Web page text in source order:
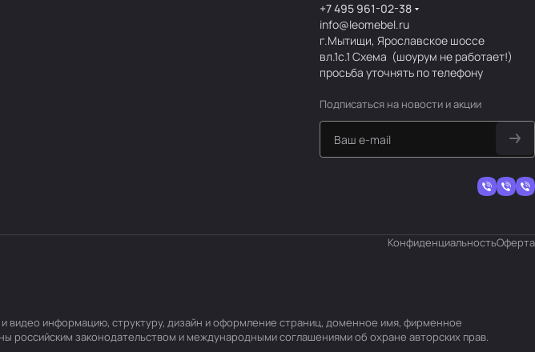
+7 495 961-02-38
info@leomebel.ru
г.Мытищи, Ярославское шоссе
вл.1с.1Схема (шоурум не работает!)
просьба уточнять по телефону
Подписаться на новости и акции
КонфиденциальностьОферта
видео информацию, структуру, дизайн и оформление страниц, доменное имя, фирменное
российским законодательством и международными соглашениями об охране авторских прав.